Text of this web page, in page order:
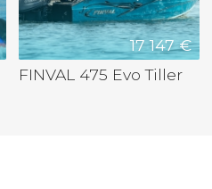
17 147 €
FINVAL 475 Evo Tiller